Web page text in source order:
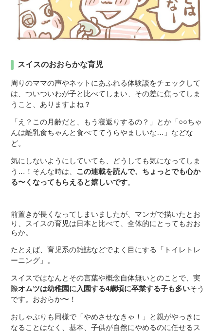
スイスのおおらかな育児
周りのママの声やネットにあふれる体験談をチェックして
は、ついついわが子と比べてしまい、その差に焦ってしま
うこと、ありますよね？
「え？この月齢だと、もう寝返りするの？」とか「○○ちゃ
んは離乳食ちゃんと食べててうらやましいな…」などな
ど。
気にしないようにしていても、どうしても気になってしま
う…！そんな時は、 この連載を読んで、ちょっとでも心か
る〜くなってもらえると嬉しいです。
前置きが長くなってしまいましたが、マンガで描いたとお
り、スイスの育児は日本と比べて、全体的にとってもおお
らか。
たとえば、育児系の雑誌などでよく目にする「トイレトレ
ーニング」。
スイスではなんとその言葉や概念自体無いとのことで、実
際オムツは幼稚園に入園する4歳頃に卒業する子も多いそう
です。おおらか〜！
おしゃぶりも同様で「やめさせなきゃ！」と親がやっきに
なることはなく、基本、子供が自然にやめるのに任せるス